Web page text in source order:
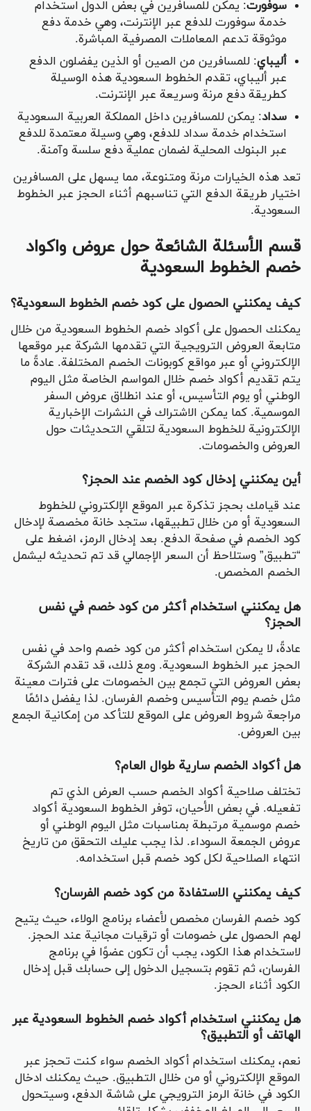
سوفورت: يمكن للمسافرين في بعض الدول استخدام
خدمة سوفورت للدفع عبر الإنترنت، وهي خدمة دفع
موثوقة تدعم المعاملات المصرفية المباشرة.
أليباي: للمسافرين من الصين أو الذين يفضلون الدفع
عبر أليباي، تقدم الخطوط السعودية هذه الوسيلة
كطريقة دفع مرنة وسريعة عبر الإنترنت.
سداد: يمكن للمسافرين داخل المملكة العربية السعودية
استخدام خدمة سداد للدفع، وهي وسيلة معتمدة للدفع
عبر البنوك المحلية لضمان عملية دفع سلسة وآمنة.
تعد هذه الخيارات مرنة ومتنوعة، مما يسهل على المسافرين
اختيار طريقة الدفع التي تناسبهم أثناء الحجز عبر الخطوط
السعودية.
قسم الأسئلة الشائعة حول عروض واكواد
خصم الخطوط السعودية
كيف يمكنني الحصول على كود خصم الخطوط السعودية؟
يمكنك الحصول على أكواد خصم الخطوط السعودية من خلال
متابعة العروض الترويجية التي تقدمها الشركة عبر موقعها
الإلكتروني أو عبر مواقع كوبونات الخصم المختلفة. عادةً ما
يتم تقديم أكواد خصم خلال المواسم الخاصة مثل اليوم
الوطني أو يوم التأسيس، أو عند انطلاق عروض السفر
الموسمية. كما يمكن الاشتراك في النشرات الإخبارية
الإلكترونية للخطوط السعودية لتلقي التحديثات حول
العروض والخصومات.
أين يمكنني إدخال كود الخصم عند الحجز؟
عند قيامك بحجز تذكرة عبر الموقع الإلكتروني للخطوط
السعودية أو من خلال تطبيقها، ستجد خانة مخصصة لإدخال
كود الخصم في صفحة الدفع. بعد إدخال الرمز، اضغط على
“تطبيق” وستلاحظ أن السعر الإجمالي قد تم تحديثه ليشمل
الخصم المخصص.
هل يمكنني استخدام أكثر من كود خصم في نفس
الحجز؟
عادةً، لا يمكن استخدام أكثر من كود خصم واحد في نفس
الحجز عبر الخطوط السعودية. ومع ذلك، قد تقدم الشركة
بعض العروض التي تجمع بين الخصومات على فترات معينة
مثل خصم يوم التأسيس وخصم الفرسان. لذا يفضل دائمًا
مراجعة شروط العروض على الموقع للتأكد من إمكانية الجمع
بين العروض.
هل أكواد الخصم سارية طوال العام؟
تختلف صلاحية أكواد الخصم حسب العرض الذي تم
تفعيله. في بعض الأحيان، توفر الخطوط السعودية أكواد
خصم موسمية مرتبطة بمناسبات مثل اليوم الوطني أو
عروض الجمعة السوداء. لذا يجب عليك التحقق من تاريخ
انتهاء الصلاحية لكل كود خصم قبل استخدامه.
كيف يمكنني الاستفادة من كود خصم الفرسان؟
كود خصم الفرسان مخصص لأعضاء برنامج الولاء، حيث يتيح
لهم الحصول على خصومات أو ترقيات مجانية عند الحجز.
لاستخدام هذا الكود، يجب أن تكون عضوًا في برنامج
الفرسان، ثم تقوم بتسجيل الدخول إلى حسابك قبل إدخال
الكود أثناء الحجز.
هل يمكنني استخدام أكواد خصم الخطوط السعودية عبر
الهاتف أو التطبيق؟
نعم، يمكنك استخدام أكواد الخصم سواء كنت تحجز عبر
الموقع الإلكتروني أو من خلال التطبيق. حيث يمكنك ادخال
الكود في خانة الرمز الترويجي على شاشة الدفع، وسيتحول